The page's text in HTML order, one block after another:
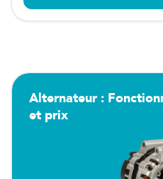
Alternateur :
et prix